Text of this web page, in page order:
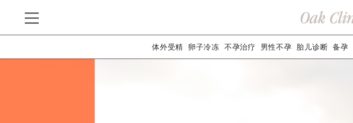
体外受精 卵子冷冻 不孕治疗 男性不孕 胎儿诊断 备孕